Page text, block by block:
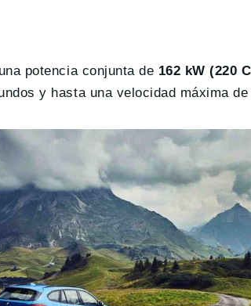
potencia conjunta de 162 kW (220
y hasta una velocidad máxima